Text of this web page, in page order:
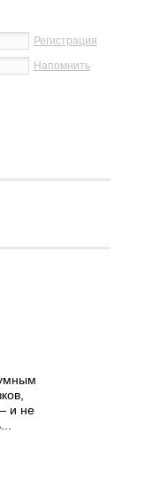
Регистрация
Напомнить
и не